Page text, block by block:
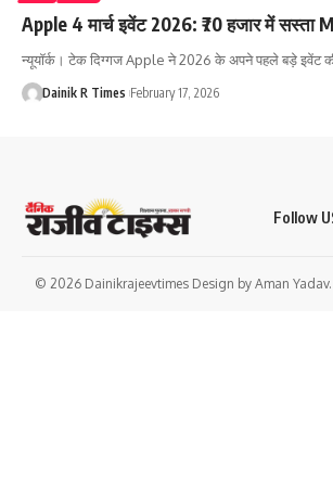
Apple 4 मार्च इवेंट 2026: ₹70 हजार में सस्ता
न्यूयॉर्क। टेक दिग्गज Apple ने 2026 के अपने पहले बड़े इवेंट
Dainik R Times February 17, 2026
Follow
© 2026 Dainikrajeevtimes Design by Aman